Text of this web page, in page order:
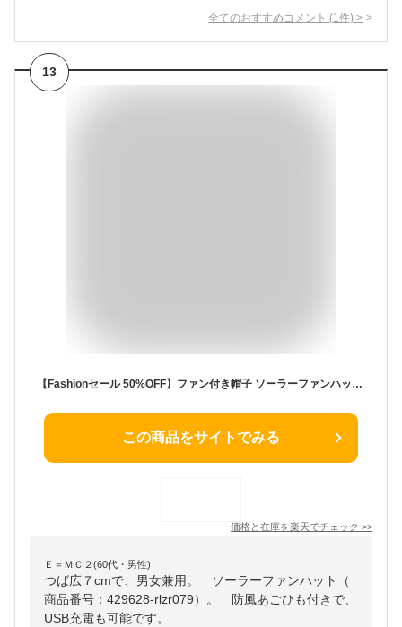
全てのおすすめコメント (1 件) >
13
【Fashionセール 50%OFF】ファン付き帽子 ソーラーファンハット USB充電可能 つば広 日よけ 防風あごひも付き 登山 釣り ガーデニング アウトドア 男女兼用 通気性
この商品をサイトでみる
価格と在庫を楽天でチェック >>
Ｅ＝ＭＣ２(60代・男性)
つば広７cmで、男女兼用。 ソーラーファンハット（
商品番号：429628-rlzr079）。 防風あごひも付きで、
USB充電も可能です。